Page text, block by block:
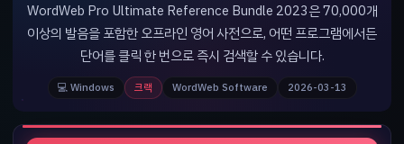
WordWeb Pro Ultimate Reference Bundle 2023은 70,000개
이상의 발음을 포함한 오프라인 영어 사전으로, 어떤 프로그램에서든
단어를 클릭 한 번으로 즉시 검색할 수 있습니다.
💻 Windows 크랙 WordWeb Software 2026-03-13